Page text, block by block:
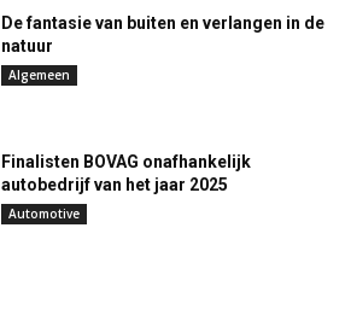
De fantasie van buiten en verlangen in de
natuur
Algemeen
Finalisten BOVAG onafhankelijk
autobedrijf van het jaar 2025
Automotive